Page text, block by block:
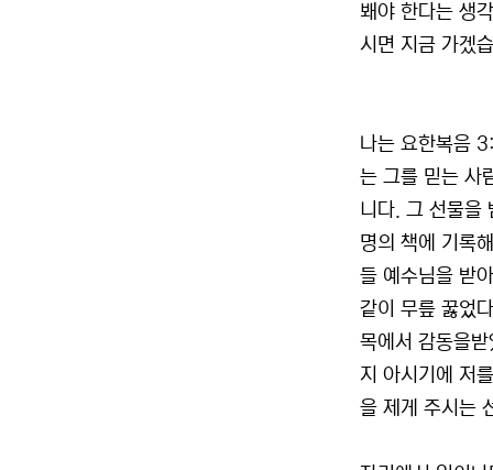
봬야 한다는 생
시면 지금 가겠
나는 요한복음
는 그를 믿는 사
니다. 그 선물을
명의 책에 기록
들 예수님을 받
같이 무릎 꿇었
목에서 감동을
지 아시기에 저
을 제게 주시는